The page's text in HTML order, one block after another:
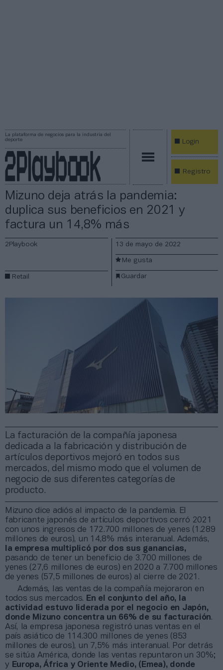
La plataforma de negocios para la industria del
deporte
Login
Registro
Mizuno deja atrás la pandemia:
duplica sus beneficios en 2021 y
factura un 14,8% más
La facturación de la compañía japonesa
dedicada a la fabricación y distribución de
artículos deportivos mejoró en todos sus
mercados, del mismo modo que el volumen de
negocio de sus diferentes categorías de
producto.
2Playbook
Retail
13 de mayo de 2022
Guardar
Me gusta
Mizuno dice adiós al impacto de la pandemia. El
fabricante japonés de artículos deportivos cerró 2021
con unos ingresos de 172.700 millones de yenes (1.289
millones de euros), un 14,8% más interanual. Además,
la empresa multiplicó por dos sus ganancias,
pasando de tener un beneficio de 3.700 millones de
yenes (27,6 millones de euros) en 2020 a 7.700 millones
de yenes (57,5 millones de euros) al cierre de 2021.
Además, las ventas de la compañía mejoraron en
todos sus mercados. En el conjunto del año, la
actividad estuvo liderada por el negocio en Japón,
donde Mizuno concentra un 66% de su facturación.
Así, la empresa japonesa registró unas ventas en el
país asiático de 114.300 millones de yenes (853
millones de euros), un 7,5% más interanual. Por detrás
se sitúa América, donde las ventas repuntaron un 30%;
y Europa, África y Oriente Medio, (Emea), donde